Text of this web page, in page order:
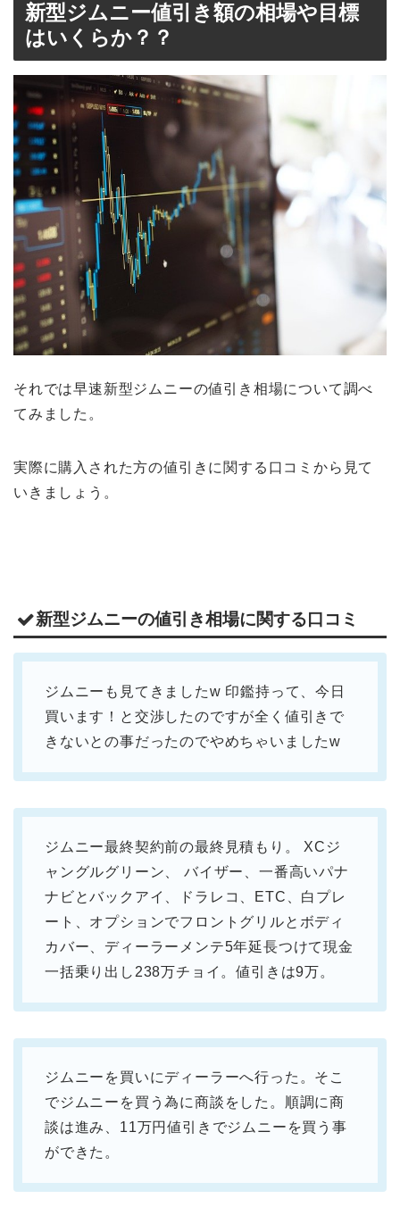
新型ジムニー値引き額の相場や目標
はいくらか？？
それでは早速新型ジムニーの値引き相場について調べ
てみました。
実際に購入された方の値引きに関する口コミから見て
いきましょう。
新型ジムニーの値引き相場に関する口コミ
ジムニーも見てきましたw 印鑑持って、今日
買います！と交渉したのですが全く値引きで
きないとの事だったのでやめちゃいましたw
ジムニー最終契約前の最終見積もり。 XCジ
ャングルグリーン、 バイザー、一番高いパナ
ナビとバックアイ、ドラレコ、ETC、白プレ
ート、オプションでフロントグリルとボディ
カバー、ディーラーメンテ5年延長つけて現金
一括乗り出し238万チョイ。値引きは9万。
ジムニーを買いにディーラーへ行った。そこ
でジムニーを買う為に商談をした。順調に商
談は進み、11万円値引きでジムニーを買う事
ができた。